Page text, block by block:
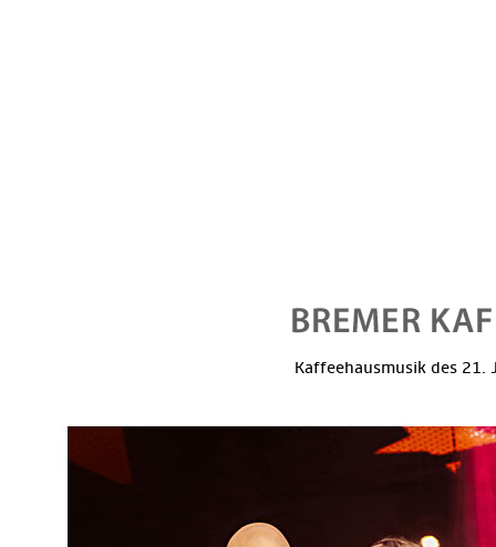
Kaffeehausmusik des 21.